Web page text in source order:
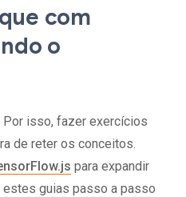
com
o
Por isso, fazer exercícios
de reter os conceitos.
para expandir
guias passo a passo